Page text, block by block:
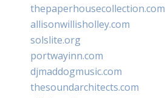
thepaperhousecollection.com
allisonwillisholley.com
solslite.org
portwayinn.com
djmaddogmusic.com
thesoundarchitects.com